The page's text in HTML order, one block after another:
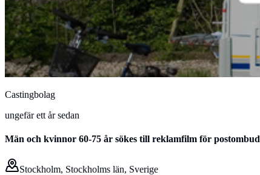
Castingbolag
ungefär ett år sedan
Män och kvinnor 60-75 år sökes till reklamfilm för postombud
Stockholm, Stockholms län, Sverige